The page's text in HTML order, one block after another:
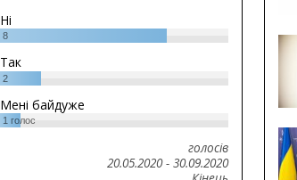
Ні
8
Так
2
Мені байдуже
1голос
голосів
20.05.2020- 30.09.2020